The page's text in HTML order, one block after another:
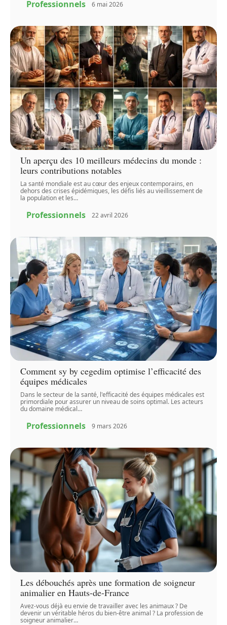
Professionnels 6 mai 2026
Un aperçu des 10 meilleurs médecins du monde :
leurs contributions notables
La santé mondiale est au cœur des enjeux contemporains, en
dehors des crises épidémiques, les défis liés au vieillissement de
la population et les…
Professionnels 22 avril 2026
Comment sy by cegedim optimise l’efficacité des
équipes médicales
Dans le secteur de la santé, l'efficacité des équipes médicales est
primordiale pour assurer un niveau de soins optimal. Les acteurs
du domaine médical…
Professionnels 9 mars 2026
Les débouchés après une formation de soigneur
animalier en Hauts-de-France
Avez-vous déjà eu envie de travailler avec les animaux ? De
devenir un véritable héros du bien-être animal ? La profession de
soigneur animalier…